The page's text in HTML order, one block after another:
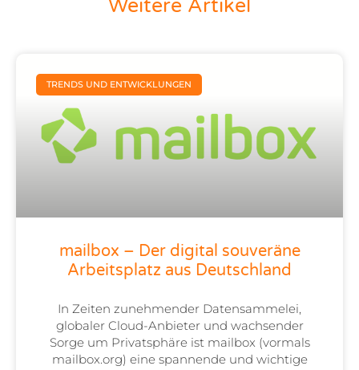
Weitere Artikel
TRENDS UND ENTWICKLUNGEN
mailbox – Der digital souveräne
Arbeitsplatz aus Deutschland
In Zeiten zunehmender Datensammelei,
globaler Cloud-Anbieter und wachsender
Sorge um Privatsphäre ist mailbox (vormals
mailbox.org) eine spannende und wichtige